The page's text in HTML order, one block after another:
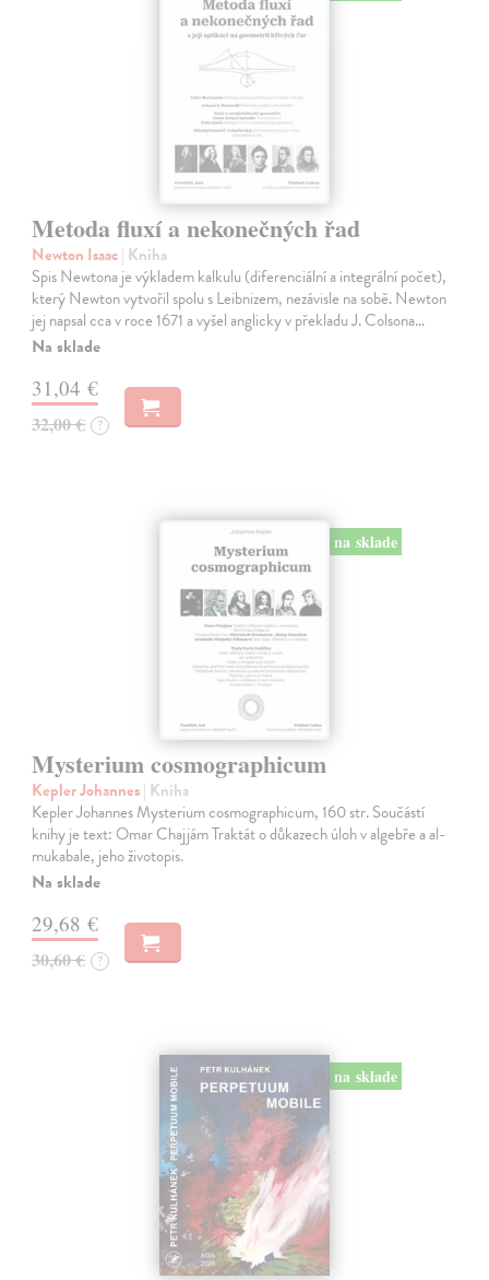
Metoda fluxí a nekonečných řad
Newton Isaac| Kniha
Spis Newtona je výkladem kalkulu (diferenciální a integrální počet),
který Newton vytvořil spolu s Leibnizem, nezávisle na sobě. Newton
jej napsal cca v roce 1671 a vyšel anglicky v překladu J. Colsona…
Na sklade
31,04 €
32,00 € ?
na sklade
Mysterium cosmographicum
Kepler Johannes| Kniha
Kepler Johannes Mysterium cosmographicum, 160 str. Součástí
knihy je text: Omar Chajjám Traktát o důkazech úloh v algebře a al-
mukabale, jeho životopis.
Na sklade
29,68 €
30,60 € ?
na sklade